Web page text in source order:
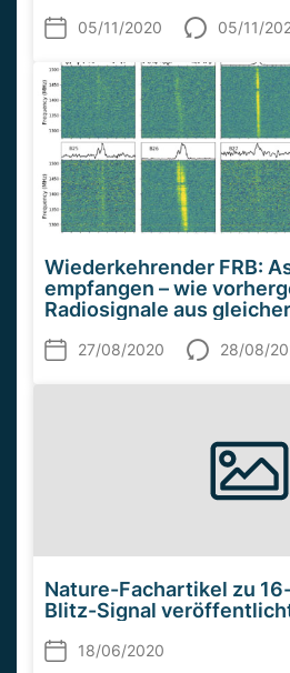
05/11/2020 05/11/
Wiederkehrender FRB:
empfangen – wie
Radiosignale aus
27/08/2020 28/08/
Nature-Fachartikel zu
Blitz-Signal
18/06/2020